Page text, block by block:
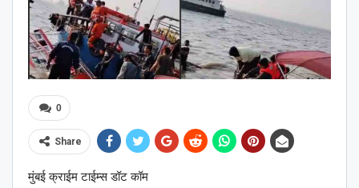
0
Share
मुंबई क्राईम टाईम्स डॉट कॉम